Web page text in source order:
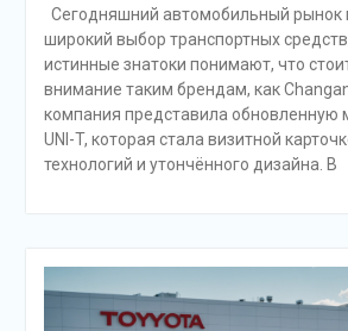
Сегодняшний автомобильный рынок
широкий выбор транспортных
истинные знатоки понимают, что
внимание таким брендам, как
компания представила обновленную
UNI-T, которая стала визитной
технологий и утончённого дизайна. В